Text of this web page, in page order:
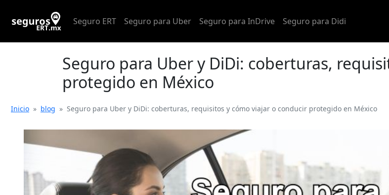
Seguro ERT Seguro para Uber Seguro para InDrive Seguro para Didi
Seguro para Uber y DiDi: coberturas,
protegido en México
Inicio » blog » Seguro para Uber y DiDi: coberturas, requisitos y cómo viajar o conducir protegido en México